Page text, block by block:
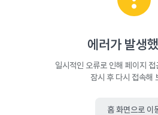
에러가 발생
일시적인 오류로 인해 페이지 접
잠시 후 다시 접속해
홈 화면으로 이